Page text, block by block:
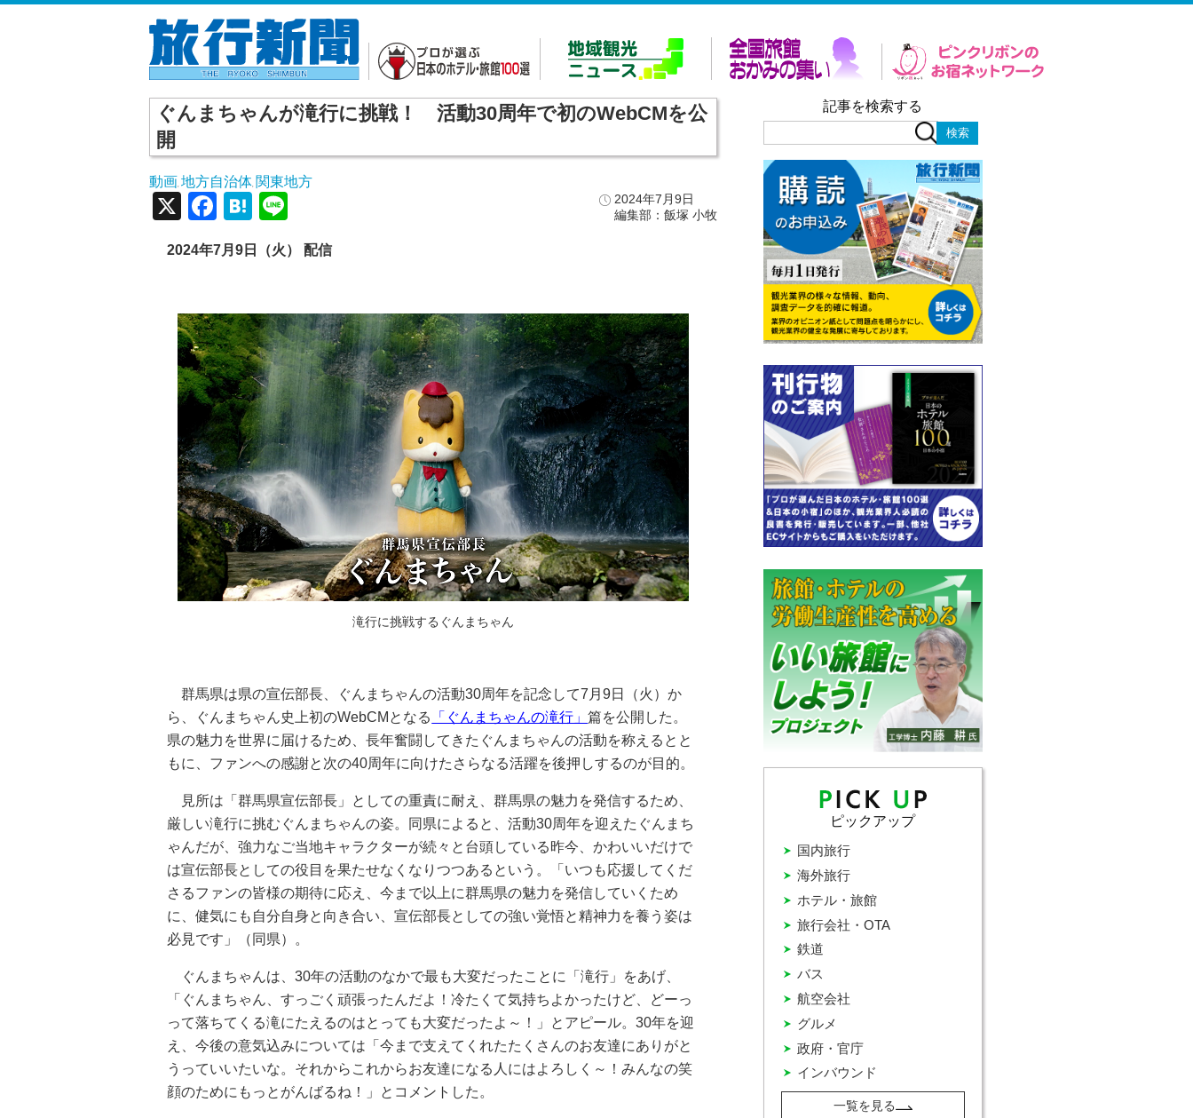
ぐんまちゃんが滝行に挑戦！ 活動30周年で初のWebCMを公
開
動画 ,地方自治体 関東地方
2024年7月9日
編集部：飯塚 小牧
X Facebook
Hatena
2024年7月9日（火） 配信
滝行に挑戦するぐんまちゃん
群馬県は県の宣伝部長、ぐんまちゃんの活動30周年を記念して7月9日（火）か
ら、ぐんまちゃん史上初のWebCMとなる
「ぐんまちゃんの滝行」篇を公開した。
県の魅力を世界に届けるため、長年奮闘してきたぐんまちゃんの活動を称えるとと
もに、ファンへの感謝と次の40周年に向けたさらなる活躍を後押しするのが目的。
見所は「群馬県宣伝部長」としての重責に耐え、群馬県の魅力を発信するため、
厳しい滝行に挑むぐんまちゃんの姿。同県によると、活動30周年を迎えたぐんまち
ゃんだが、強力なご当地キャラクターが続々と台頭している昨今、かわいいだけで
は宣伝部長としての役目を果たせなくなりつつあるという。「いつも応援してくだ
さるファンの皆様の期待に応え、今まで以上に群馬県の魅力を発信していくため
に、健気にも自分自身と向き合い、宣伝部長としての強い覚悟と精神力を養う姿は
必見です」（同県）。
ぐんまちゃんは、30年の活動のなかで最も大変だったことに「滝行」をあげ、
「ぐんまちゃん、すっごく頑張ったんだよ！冷たくて気持ちよかったけど、どーっ
って落ちてくる滝にたえるのはとっても大変だったよ～！」とアピール。30年を迎
え、今後の意気込みについては「今まで支えてくれたたくさんのお友達にありがと
うっていいたいな。それからこれからお友達になる人にはよろしく～！みんなの笑
顔のためにもっとがんばるね！」とコメントした。
記事を検索する
ピックアップ
インバウンド
グルメ
バス
ホテル・旅館
国内旅行
政府・官庁
旅行会社・OTA
海外旅行
航空会社
鉄道
一覧を見る